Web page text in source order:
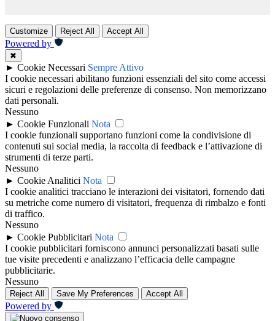
Customize Reject All Accept All
Powered by
✖
► Cookie Necessari Sempre Attivo
I cookie necessari abilitano funzioni essenziali del sito come accessi
sicuri e regolazioni delle preferenze di consenso. Non memorizzano
dati personali.
Nessuno
► Cookie Funzionali Nota
I cookie funzionali supportano funzioni come la condivisione di
contenuti sui social media, la raccolta di feedback e l’attivazione di
strumenti di terze parti.
Nessuno
► Cookie Analitici Nota
I cookie analitici tracciano le interazioni dei visitatori, fornendo dati
su metriche come numero di visitatori, frequenza di rimbalzo e fonti
di traffico.
Nessuno
► Cookie Pubblicitari Nota
I cookie pubblicitari forniscono annunci personalizzati basati sulle
tue visite precedenti e analizzano l’efficacia delle campagne
pubblicitarie.
Nessuno
Reject All Save My Preferences Accept All
Powered by